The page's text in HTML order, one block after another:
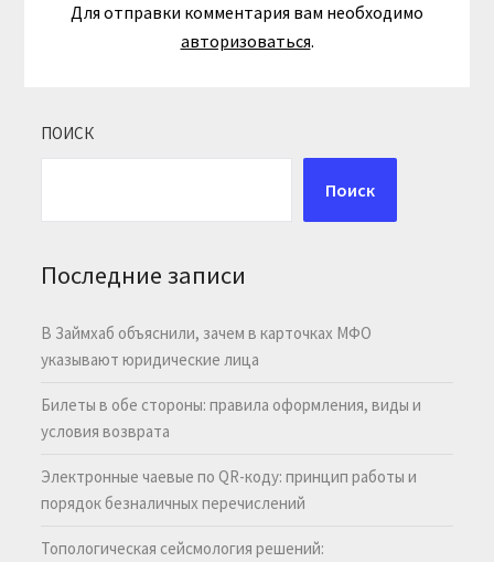
Для отправки комментария вам необходимо
авторизоваться.
ПОИСК
Поиск
Последние записи
В Займхаб объяснили, зачем в карточках МФО
указывают юридические лица
Билеты в обе стороны: правила оформления, виды и
условия возврата
Электронные чаевые по QR-коду: принцип работы и
порядок безналичных перечислений
Топологическая сейсмология решений: